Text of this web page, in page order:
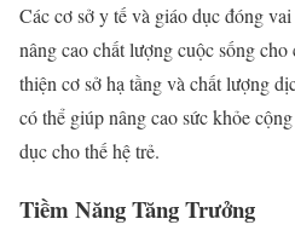
Các cơ sở y tế và giáo dục đóng
nâng cao chất lượng cuộc sống
thiện cơ sở hạ tầng và chất lượng
có thể giúp nâng cao sức khỏe
dục cho thế hệ trẻ.
Tiềm Năng Tăng Trưởng